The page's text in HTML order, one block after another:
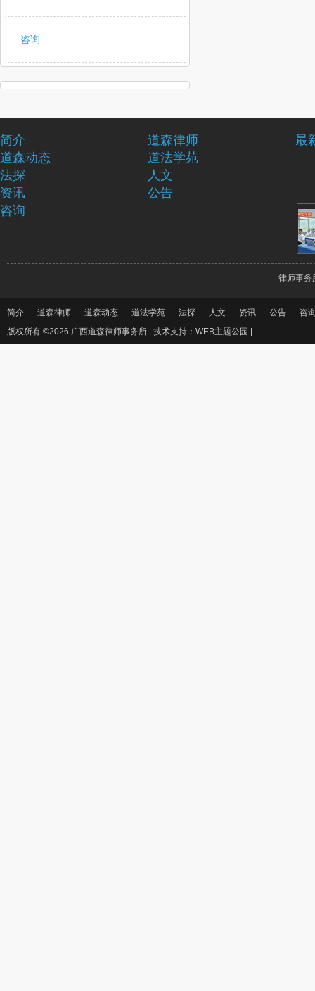
咨询
简介
道森律师
道森动态
道法学苑
法探
人文
资讯
公告
咨询
最
律师事务
简介 道森律师 道森动态 道法学苑 法探 人文 资讯 公告
咨
版权所有 ©2026 广西道森律师事务所 | 技术支持：WEB主题公园